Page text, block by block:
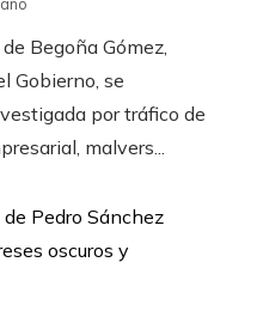
Begoña Gómez,
Gobierno, se
por tráfico de
malvers...